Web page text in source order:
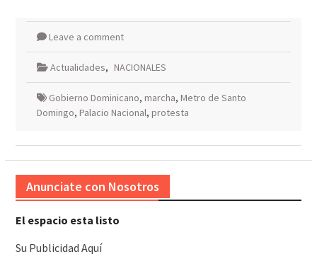
Leave a comment
Actualidades, NACIONALES
Gobierno Dominicano, marcha, Metro de Santo
Domingo, Palacio Nacional, protesta
Anunciate con Nosotros
El espacio esta listo
Su Publicidad Aquí